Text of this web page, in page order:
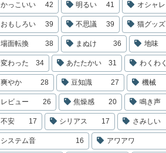
かっこいい 42 明るい 41 オシャレ
おもしろい 39 不思議 39 猫グッズ
場面転換 38 まぬけ 36 地味
変わった 34 あたたかい 31 わくわく
爽やか 28 豆知識 27 機械
レビュー 26 焦燥感 20 鳴き声
不安 17 シリアス 17 さみしい
システム音 16 アワアワ